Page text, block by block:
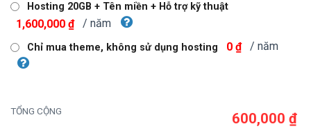
Hosting 20GB + Tên miền + Hỗ trợ kỹ thuật
1,600,000 ₫ / năm
Chỉ mua theme, không sử dụng hosting 0 ₫ / năm
TỔNG CỘNG 600,000 ₫